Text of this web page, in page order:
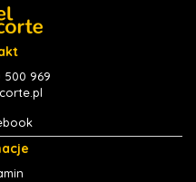
500 969